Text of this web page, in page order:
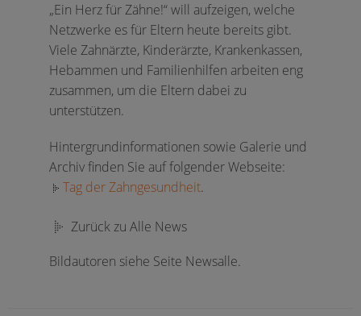
„Ein Herz für Zähne!“ will aufzeigen, welche
Netzwerke es für Eltern heute bereits gibt.
Viele Zahnärzte, Kinderärzte, Krankenkassen,
Hebammen und Familienhilfen arbeiten eng
zusammen, um die Eltern dabei zu
unterstützen.
Hintergrundinformationen sowie Galerie und
Archiv finden Sie auf folgender Webseite:
Tag der Zahngesundheit.
Zurück zu Alle News
Bildautoren siehe Seite Newsalle.